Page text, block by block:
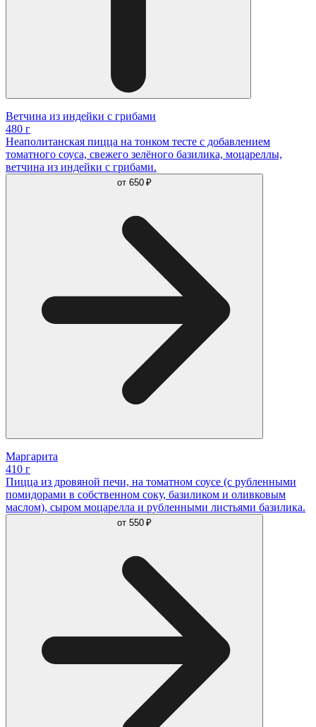
Ветчина из индейки с грибами
480 г
Неаполитанская пицца на тонком тесте с добавлением
томатного соуса, свежего зелёного базилика, моцареллы,
ветчина из индейки с грибами.
от 650 ₽
Маргарита
410 г
Пицца из дровяной печи, на томатном соусе (с рубленными
помидорами в собственном соку, базиликом и оливковым
маслом), сыром моцарелла и рубленными листьями базилика.
от 550 ₽